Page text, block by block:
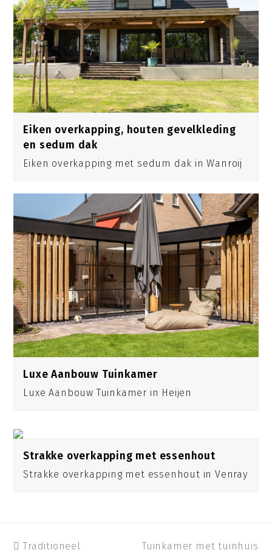
Eiken overkapping, houten gevelkleding
en sedum dak
Eiken overkapping met sedum dak in Wanroij
Luxe Aanbouw Tuinkamer
Luxe Aanbouw Tuinkamer in Heijen
Strakke overkapping met essenhout
Strakke overkapping met essenhout in Venray
previous
Traditioneel
next
Tuinkamer met tuinhuis